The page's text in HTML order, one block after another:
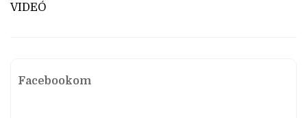
VIDEÓ
Facebookom